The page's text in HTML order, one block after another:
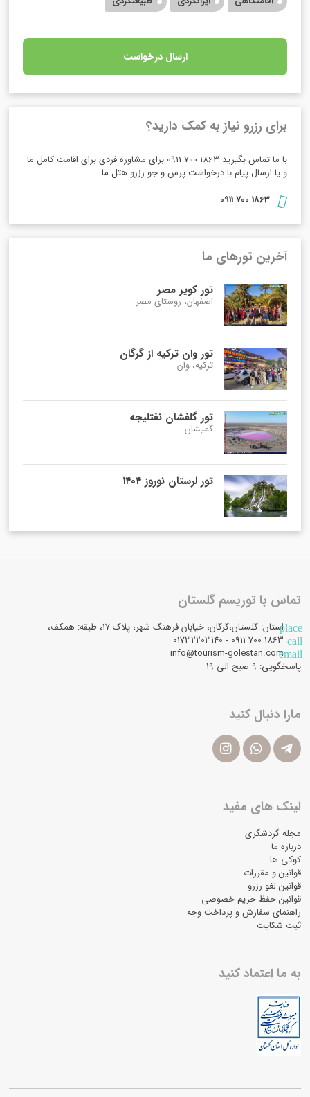
ارسال درخواست
برای رزرو نیاز به کمک دارید؟
با ما تماس بگیرید 1863 700 0911 برای مشاوره فردی برای اقامت کامل ما
و یا ارسال پیام با درخواست پرس و جو رزرو هتل ما.
1863 700 0911
آخرین تورهای ما
تور کویر مصر
اصفهان، روستای مصر
تور وان ترکیه از گرگان
ترکیه، وان
تور گلفشان نفتلیجه
گمیشان
تور لرستان نوروز ۱۴۰۴
تماس با توریسم گلستان
placeاستان: گلستان،گرگان، خیابان فرهنگ شهر، پلاک 17، طبقه: همکف،
call
email
info@tourism-golestan.com
پاسخگویی: ۹ صبح الی 19
مارا دنبال کنید
لینک های مفید
مجله گردشگری
درباره ما
کوکی ها
قوانین و مقررات
قوانین لغو رزرو
قوانین حفظ حریم خصوصی
راهنمای سفارش و پرداخت وجه
ثبت شکایت
به ما اعتماد کنید